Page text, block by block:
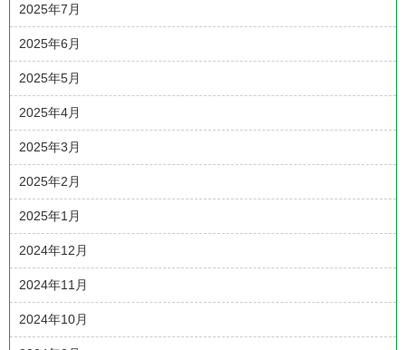
2025年7月
2025年6月
2025年5月
2025年4月
2025年3月
2025年2月
2025年1月
2024年12月
2024年11月
2024年10月